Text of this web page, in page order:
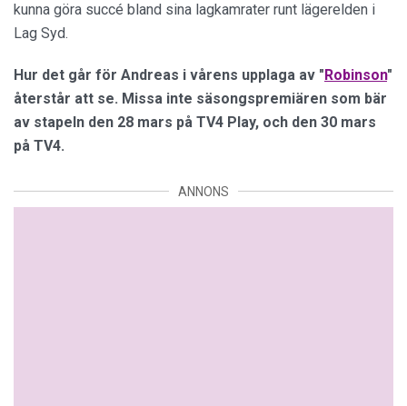
kunna göra succé bland sina lagkamrater runt lägerelden i
Lag Syd.
Hur det går för Andreas i vårens upplaga av "Robinson"
återstår att se. Missa inte säsongspremiären som bär
av stapeln den 28 mars på TV4 Play, och den 30 mars
på TV4.
ANNONS